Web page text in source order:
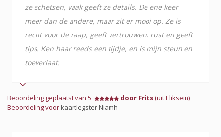
ze schetsen, vaak geeft ze details. De ene keer
meer dan de andere, maar zit er mooi op. Ze is
recht voor de raap, geeft vertrouwen, rust en geeft
tips. Ken haar reeds een tijdje, en is mijn steun en
toeverlaat.
Beoordeling geplaatst van 5 door Frits(uit Eliksem)
Beoordeling voorkaartlegster Niamh